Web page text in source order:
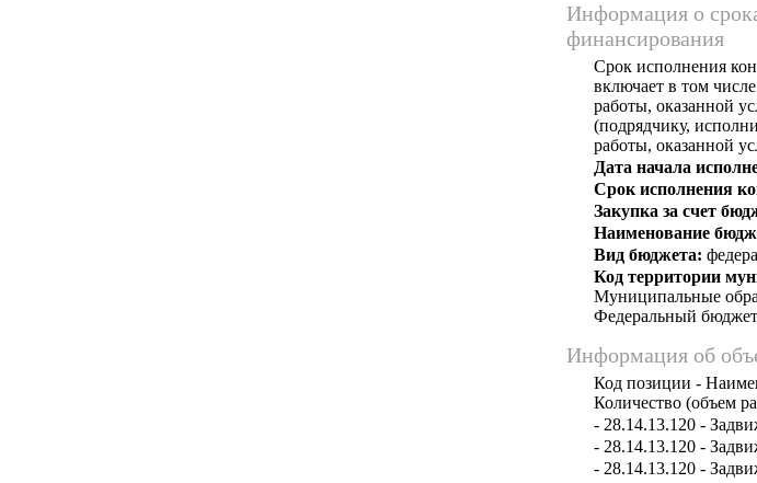
Информация о
финансирования
Срок исполнения
включает в том
работы, оказанной
(подрядчику,
работы, оказанной
Дата начала
Срок исполнения
Закупка за счет
Наименование
Вид бюджета:
Код территории
Муниципальные
Федеральный бюджет
Информация об
Код позиции -
Количество (объем
- 28.14.13.120 -
- 28.14.13.120 -
- 28.14.13.120 -